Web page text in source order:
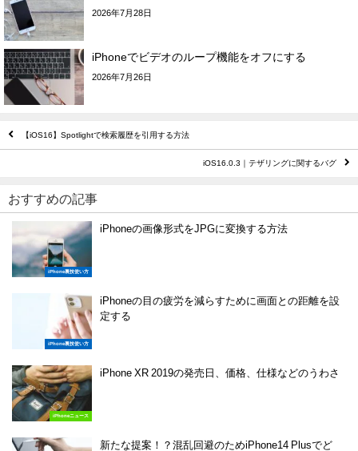
2026年7月28日
iPhoneでビデオのループ機能をオフにする
2026年7月26日
【iOS16】Spotlightで検索履歴を引用する方法
iOS16.0.3｜テザリングに関するバグ
おすすめの記事
iPhone裏技使い方
iPhoneの画像形式をJPGに変換する方法
iPhone裏技使い方
iPhoneの目の疲労を減らすために画面との距離を設
定する
iPhoneニュース
iPhone XR 2019の発売日、価格、仕様などのうわさ
新たな提案！？混乱回避のためiPhone14 Plusでど